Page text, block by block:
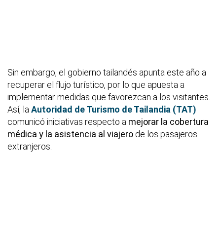
Sin embargo, el gobierno tailandés apunta este año a
recuperar el flujo turístico, por lo que apuesta a
implementar medidas que favorezcan a los visitantes.
Así, la Autoridad de Turismo de Tailandia (TAT)
comunicó iniciativas respecto a mejorar la cobertura
médica y la asistencia al viajero de los pasajeros
extranjeros.